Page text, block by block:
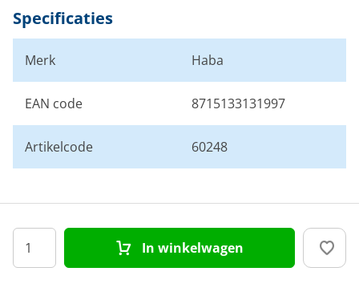
Specificaties
Merk Haba
EAN code 8715133131997
Artikelcode 60248
In winkelwagen